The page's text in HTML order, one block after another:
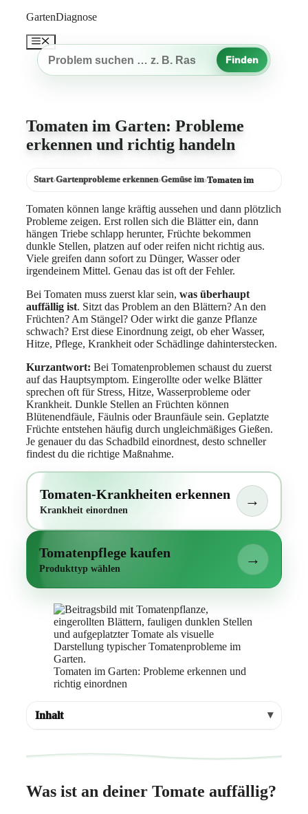
springen
GartenDiagnose
Menü
Gartenproblem
suchen
Finden
Tomaten im Garten: Probleme
erkennen und richtig handeln
Start›Gartenprobleme erkennen›Gemüse im›Tomaten im
Tomaten können lange kräftig aussehen und dann plötzlich
Probleme zeigen. Erst rollen sich die Blätter ein, dann
hängen Triebe schlapp herunter, Früchte bekommen
dunkle Stellen, platzen auf oder reifen nicht richtig aus.
Viele greifen dann sofort zu Dünger, Wasser oder
irgendeinem Mittel. Genau das ist oft der Fehler.
Bei Tomaten muss zuerst klar sein, was überhaupt
auffällig ist. Sitzt das Problem an den Blättern? An den
Früchten? Am Stängel? Oder wirkt die ganze Pflanze
schwach? Erst diese Einordnung zeigt, ob eher Wasser,
Hitze, Pflege, Krankheit oder Schädlinge dahinterstecken.
Kurzantwort: Bei Tomatenproblemen schaust du zuerst
auf das Hauptsymptom. Eingerollte oder welke Blätter
sprechen oft für Stress, Hitze, Wasserprobleme oder
Krankheit. Dunkle Stellen an Früchten können
Blütenendfäule, Fäulnis oder Braunfäule sein. Geplatzte
Früchte entstehen häufig durch ungleichmäßiges Gießen.
Je genauer du das Schadbild einordnest, desto schneller
findest du die richtige Maßnahme.
Tomaten-Krankheiten erkennen
Krankheit einordnen
→
Tomatenpflege kaufen
Produkttyp wählen
→
Tomaten im Garten: Probleme erkennen und
richtig einordnen
Inhalt
Was ist an deiner Tomate auffällig?